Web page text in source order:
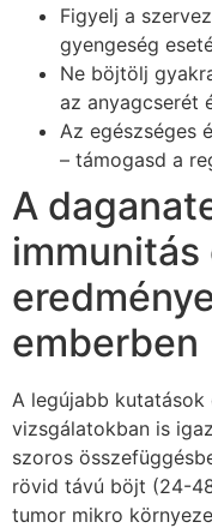
Figyelj a
gyengeség
Ne böjtölj
az anyagcserét
Az egészséges
– támogasd a
A
emberben
A legújabb kutatások
vizsgálatokban is
szoros
rövid távú böjt (24-
tumor mikro